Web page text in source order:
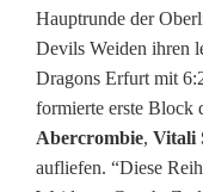
e
r
a
l
Hauptrunde der
Devils Weiden ihren
Dragons Erfurt mit
formierte erste Block
Abercrombie, Vitali
aufliefen. “Diese